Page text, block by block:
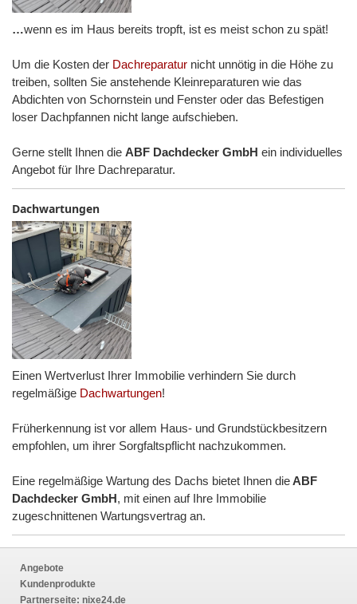
…wenn es im Haus bereits tropft, ist es meist schon zu spät!
Um die Kosten der Dachreparatur nicht unnötig in die Höhe zu
treiben, sollten Sie anstehende Kleinreparaturen wie das
Abdichten von Schornstein und Fenster oder das Befestigen
loser Dachpfannen nicht lange aufschieben.
Gerne stellt Ihnen die ABF Dachdecker GmbH ein individuelles
Angebot für Ihre Dachreparatur.
Dachwartungen
Einen Wertverlust Ihrer Immobilie verhindern Sie durch
regelmäßige Dachwartungen!
Früherkennung ist vor allem Haus- und Grundstückbesitzern
empfohlen, um ihrer Sorgfaltspflicht nachzukommen.
Eine regelmäßige Wartung des Dachs bietet Ihnen dieABF
Dachdecker GmbH, mit einen auf Ihre Immobilie
zugeschnittenen Wartungsvertrag an.
Angebote
Kundenprodukte
Partnerseite: nixe24.de